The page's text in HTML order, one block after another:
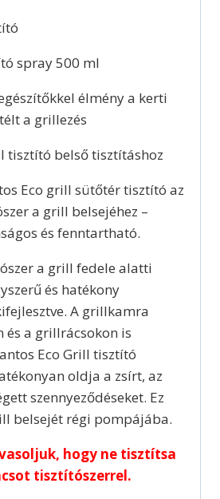
spray 500 ml
élmény a kerti
a grillezés
tisztító belső tisztításhoz
Eco grill sütőtér tisztító az
a grill belsejéhez –
és fenntartható.
a grill fedele alatti
és hatékony
A grillkamra
és a grillrácsokon is
Eco Grill tisztító
oldja a zsírt, az
szennyeződéseket. Ez
belsejét régi pompájába.
hogy ne tisztítsa
tisztítószerrel.